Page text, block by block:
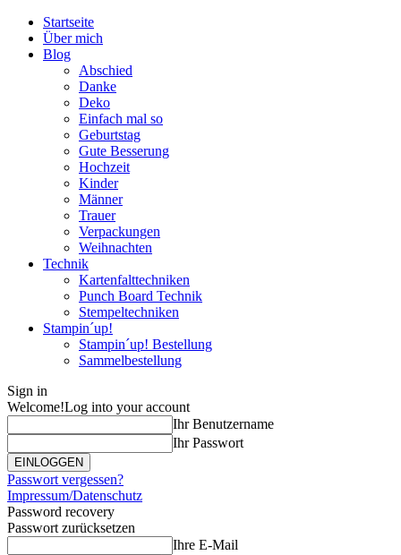
Startseite
Über mich
Blog
Abschied
Danke
Deko
Einfach mal so
Geburtstag
Gute Besserung
Hochzeit
Kinder
Männer
Trauer
Verpackungen
Weihnachten
Technik
Kartenfalttechniken
Punch Board Technik
Stempeltechniken
Stampin´up!
Stampin´up! Bestellung
Sammelbestellung
Sign in
Welcome!Log into your account
Ihr Benutzername
Ihr Passwort
Passwort vergessen?
Impressum/Datenschutz
Password recovery
Passwort zurücksetzen
Ihre E-Mail